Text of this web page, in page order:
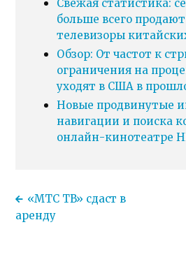
Свежая статистика:
больше всего
телевизоры
Обзор: От частот к
ограничения на
уходят в США в
Новые продвинутые
навигации и поиска
онлайн-кинотеатре
«МТС ТВ» сдаст в
аренду